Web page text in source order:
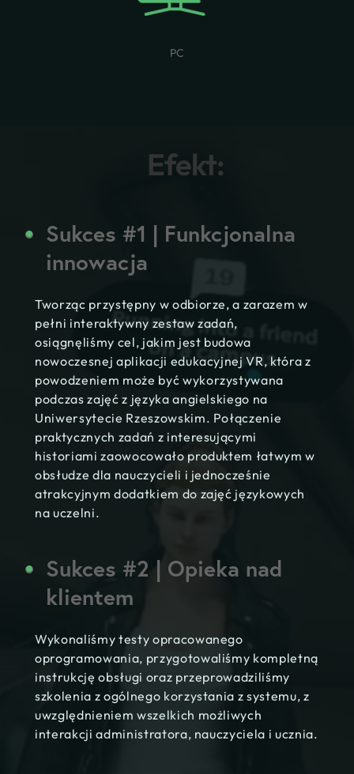
PC
Efekt:
Sukces #1 | Funkcjonalna
innowacja
Tworząc przystępny w odbiorze, a zarazem w
pełni interaktywny zestaw zadań,
osiągnęliśmy cel, jakim jest budowa
nowoczesnej aplikacji edukacyjnej VR, która z
powodzeniem może być wykorzystywana
podczas zajęć z języka angielskiego na
Uniwersytecie Rzeszowskim. Połączenie
praktycznych zadań z interesującymi
historiami zaowocowało produktem łatwym w
obsłudze dla nauczycieli i jednocześnie
atrakcyjnym dodatkiem do zajęć językowych
na uczelni.
Sukces #2 | Opieka nad
klientem
Wykonaliśmy testy opracowanego
oprogramowania, przygotowaliśmy kompletną
instrukcję obsługi oraz przeprowadziliśmy
szkolenia z ogólnego korzystania z systemu, z
uwzględnieniem wszelkich możliwych
interakcji administratora, nauczyciela i ucznia.